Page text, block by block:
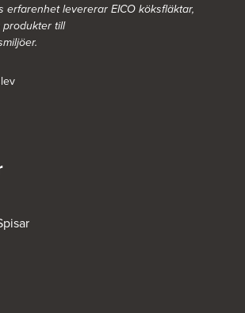
14
C
erfarenhet levererar EICO köksfläktar,
till